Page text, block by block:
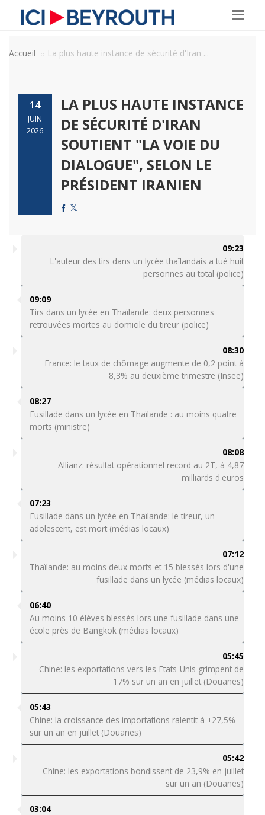
Accueil La plus haute instance de sécurité d'Iran ...
14
JUIN
2026
LA PLUS HAUTE INSTANCE
DE SÉCURITÉ D'IRAN
SOUTIENT "LA VOIE DU
DIALOGUE", SELON LE
PRÉSIDENT IRANIEN
09:23
L'auteur des tirs dans un lycée thaïlandais a tué huit
personnes au total (police)
09:09
Tirs dans un lycée en Thaïlande: deux personnes
retrouvées mortes au domicile du tireur (police)
08:30
France: le taux de chômage augmente de 0,2 point à
8,3% au deuxième trimestre (Insee)
08:27
Fusillade dans un lycée en Thaïlande : au moins quatre
morts (ministre)
08:08
Allianz: résultat opérationnel record au 2T, à 4,87
milliards d'euros
07:23
Fusillade dans un lycée en Thaïlande: le tireur, un
adolescent, est mort (médias locaux)
07:12
Thaïlande: au moins deux morts et 15 blessés lors d'une
fusillade dans un lycée (médias locaux)
06:40
Au moins 10 élèves blessés lors une fusillade dans une
école près de Bangkok (médias locaux)
05:45
Chine: les exportations vers les Etats-Unis grimpent de
17% sur un an en juillet (Douanes)
05:43
Chine: la croissance des importations ralentit à +27,5%
sur un an en juillet (Douanes)
05:42
Chine: les exportations bondissent de 23,9% en juillet
sur un an (Douanes)
03:04